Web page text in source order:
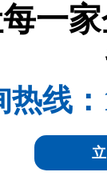
一
热线：